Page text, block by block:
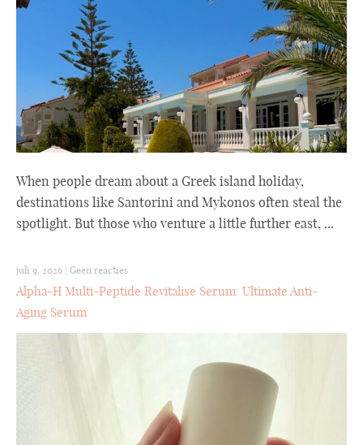
When people dream about a Greek island holiday,
destinations like Santorini and Mykonos often steal the
spotlight. But those who venture a little further east, ...
juli 9, 2026 Geen reacties
Alpha-H Multi-Peptide Revitalise Serum: Ultimate Anti-
Aging Serum